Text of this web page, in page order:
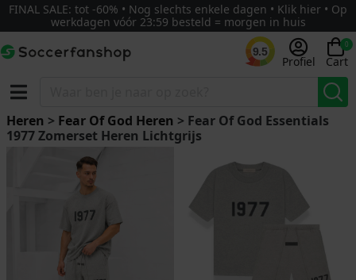
FINAL SALE: tot -60% • Nog slechts enkele dagen • Klik hier • Op
werkdagen vóór 23:59 besteld = morgen in huis
9.5
Profiel
0
Cart
Heren > Fear Of God Heren > Fear Of God Essentials
1977 Zomerset Heren Lichtgrijs